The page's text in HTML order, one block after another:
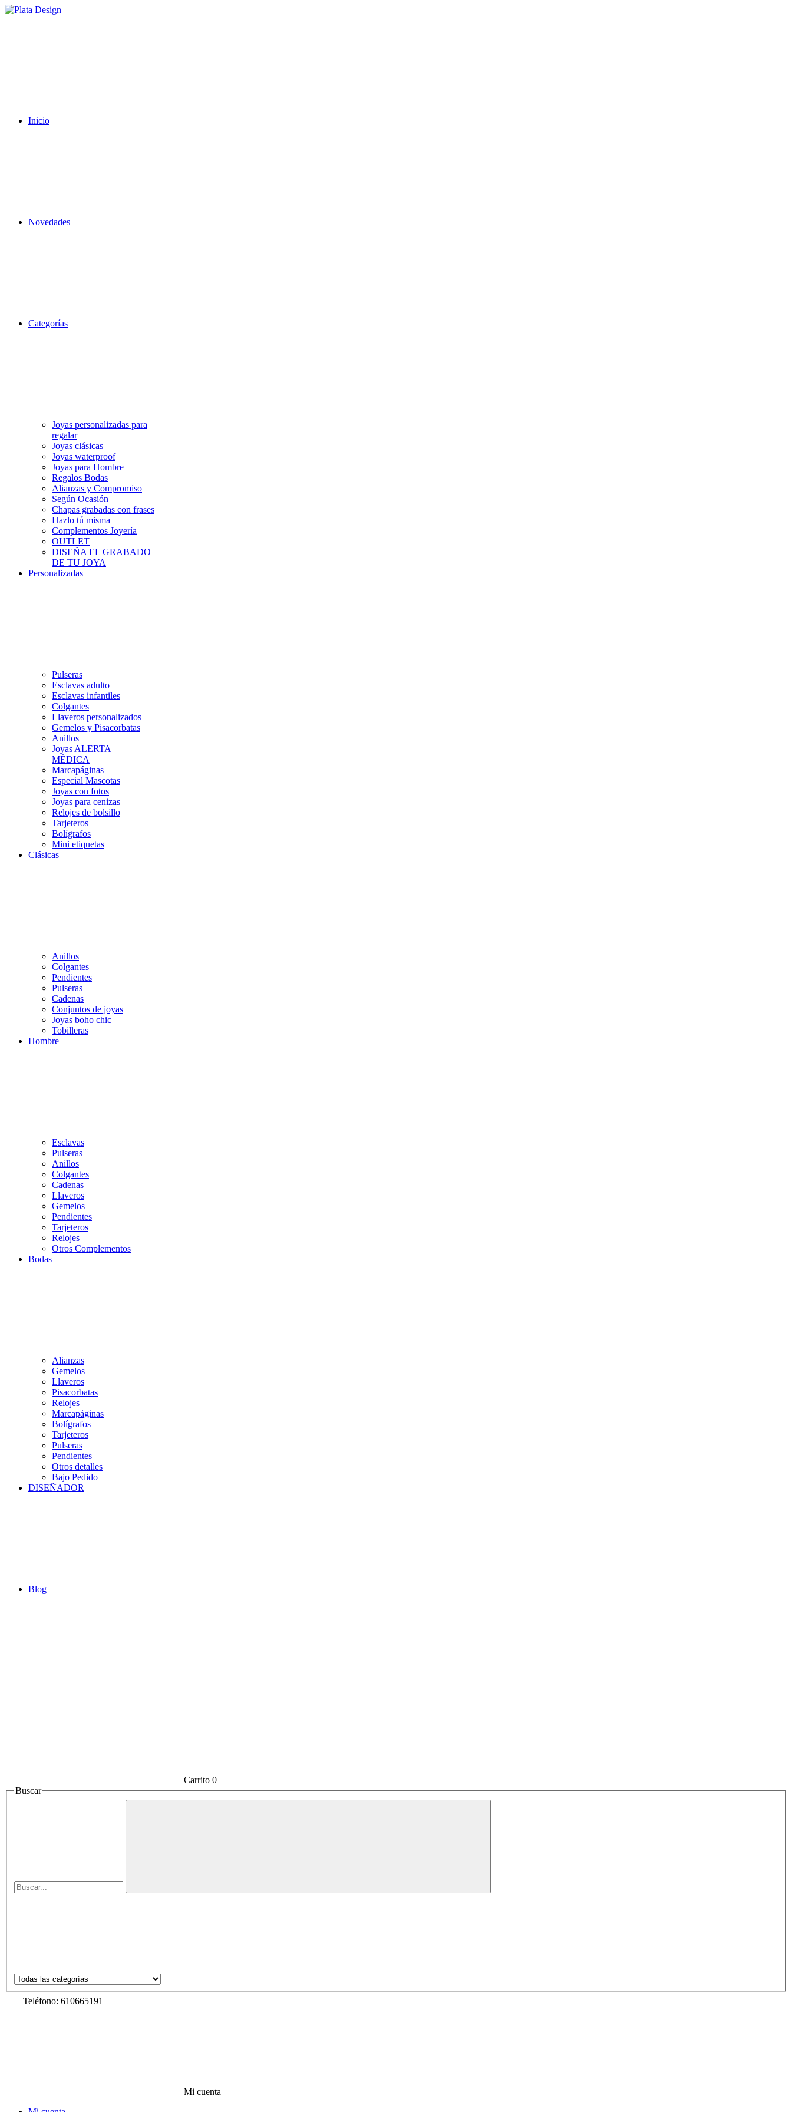
Inicio
Novedades
Categorías
Joyas personalizadas para
regalar
Joyas clásicas
Joyas waterproof
Joyas para Hombre
Regalos Bodas
Alianzas y Compromiso
Según Ocasión
Chapas grabadas con frases
Hazlo tú misma
Complementos Joyería
OUTLET
DISEÑA EL GRABADO
DE TU JOYA
Personalizadas
Pulseras
Esclavas adulto
Esclavas infantiles
Colgantes
Llaveros personalizados
Gemelos y Pisacorbatas
Anillos
Joyas ALERTA
MÉDICA
Marcapáginas
Especial Mascotas
Joyas con fotos
Joyas para cenizas
Relojes de bolsillo
Tarjeteros
Bolígrafos
Mini etiquetas
Clásicas
Anillos
Colgantes
Pendientes
Pulseras
Cadenas
Conjuntos de joyas
Joyas boho chic
Tobilleras
Hombre
Esclavas
Pulseras
Anillos
Colgantes
Cadenas
Llaveros
Gemelos
Pendientes
Tarjeteros
Relojes
Otros Complementos
Bodas
Alianzas
Gemelos
Llaveros
Pisacorbatas
Relojes
Marcapáginas
Bolígrafos
Tarjeteros
Pulseras
Pendientes
Otros detalles
Bajo Pedido
DISEÑADOR
Blog
Carrito 0
Buscar
Teléfono: 610665191
Mi cuenta